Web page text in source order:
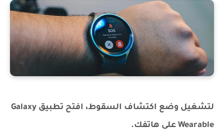
لتشغيل وضع اكتشاف السقوط، افتح تطبيق Galaxy
Wearable على هاتفك.